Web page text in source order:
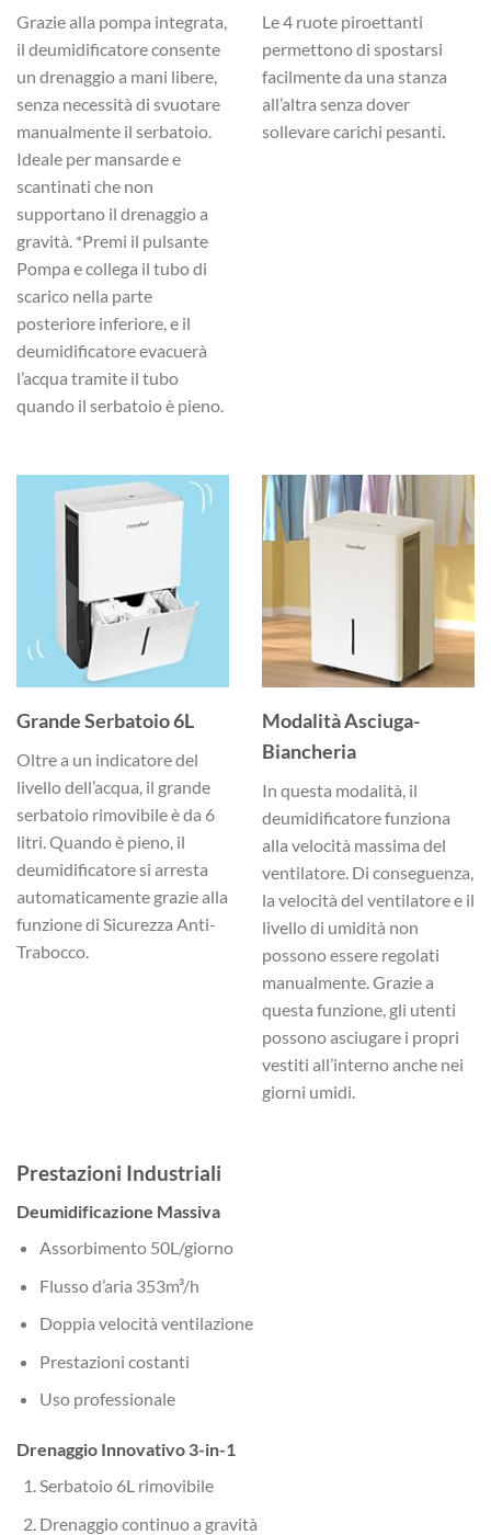
Grazie alla pompa integrata,
il deumidificatore consente
un drenaggio a mani libere,
senza necessità di svuotare
manualmente il serbatoio.
Ideale per mansarde e
scantinati che non
supportano il drenaggio a
gravità. *Premi il pulsante
Pompa e collega il tubo di
scarico nella parte
posteriore inferiore, e il
deumidificatore evacuerà
l’acqua tramite il tubo
quando il serbatoio è pieno.
Le 4 ruote piroettanti
permettono di spostarsi
facilmente da una stanza
all’altra senza dover
sollevare carichi pesanti.
Grande Serbatoio 6L
Oltre a un indicatore del
livello dell’acqua, il grande
serbatoio rimovibile è da 6
litri. Quando è pieno, il
deumidificatore si arresta
automaticamente grazie alla
funzione di Sicurezza Anti-
Trabocco.
Modalità Asciuga-
Biancheria
In questa modalità, il
deumidificatore funziona
alla velocità massima del
ventilatore. Di conseguenza,
la velocità del ventilatore e il
livello di umidità non
possono essere regolati
manualmente. Grazie a
questa funzione, gli utenti
possono asciugare i propri
vestiti all’interno anche nei
giorni umidi.
Prestazioni Industriali
Deumidificazione Massiva
Assorbimento 50L/giorno
Flusso d’aria 353m³/h
Doppia velocità ventilazione
Prestazioni costanti
Uso professionale
Drenaggio Innovativo 3-in-1
Serbatoio 6L rimovibile
Drenaggio continuo a gravità